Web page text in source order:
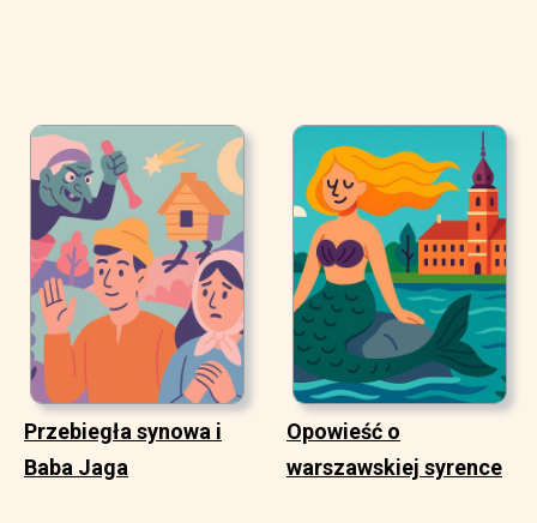
Przebiegła synowa i
Baba Jaga
Opowieść o
warszawskiej syrence